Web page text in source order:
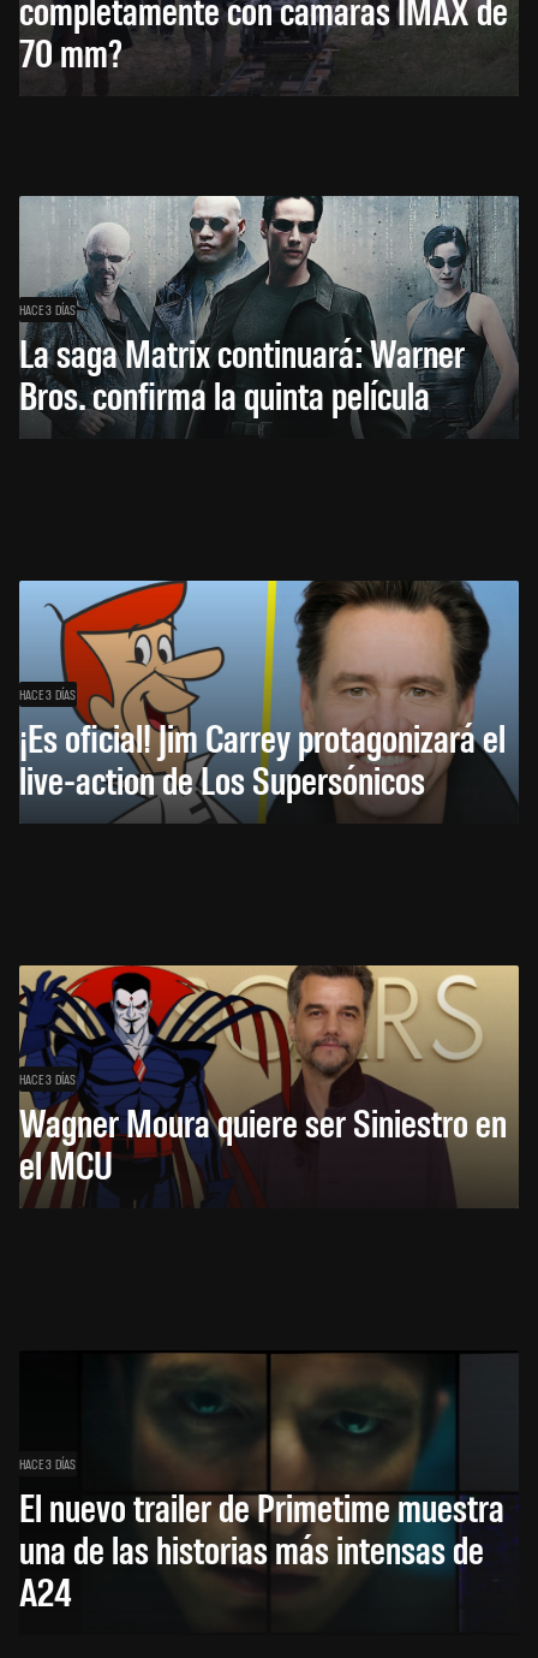
70 mm?
HACE 3 DÍAS
La saga Matrix continuará: Warner
Bros. confirma la quinta película
HACE 3 DÍAS
¡Es oficial! Jim Carrey protagonizará el
live-action de Los Supersónicos
HACE 3 DÍAS
Wagner Moura quiere ser Siniestro en
el MCU
HACE 3 DÍAS
El nuevo trailer de Primetime muestra
una de las historias más intensas de
A24